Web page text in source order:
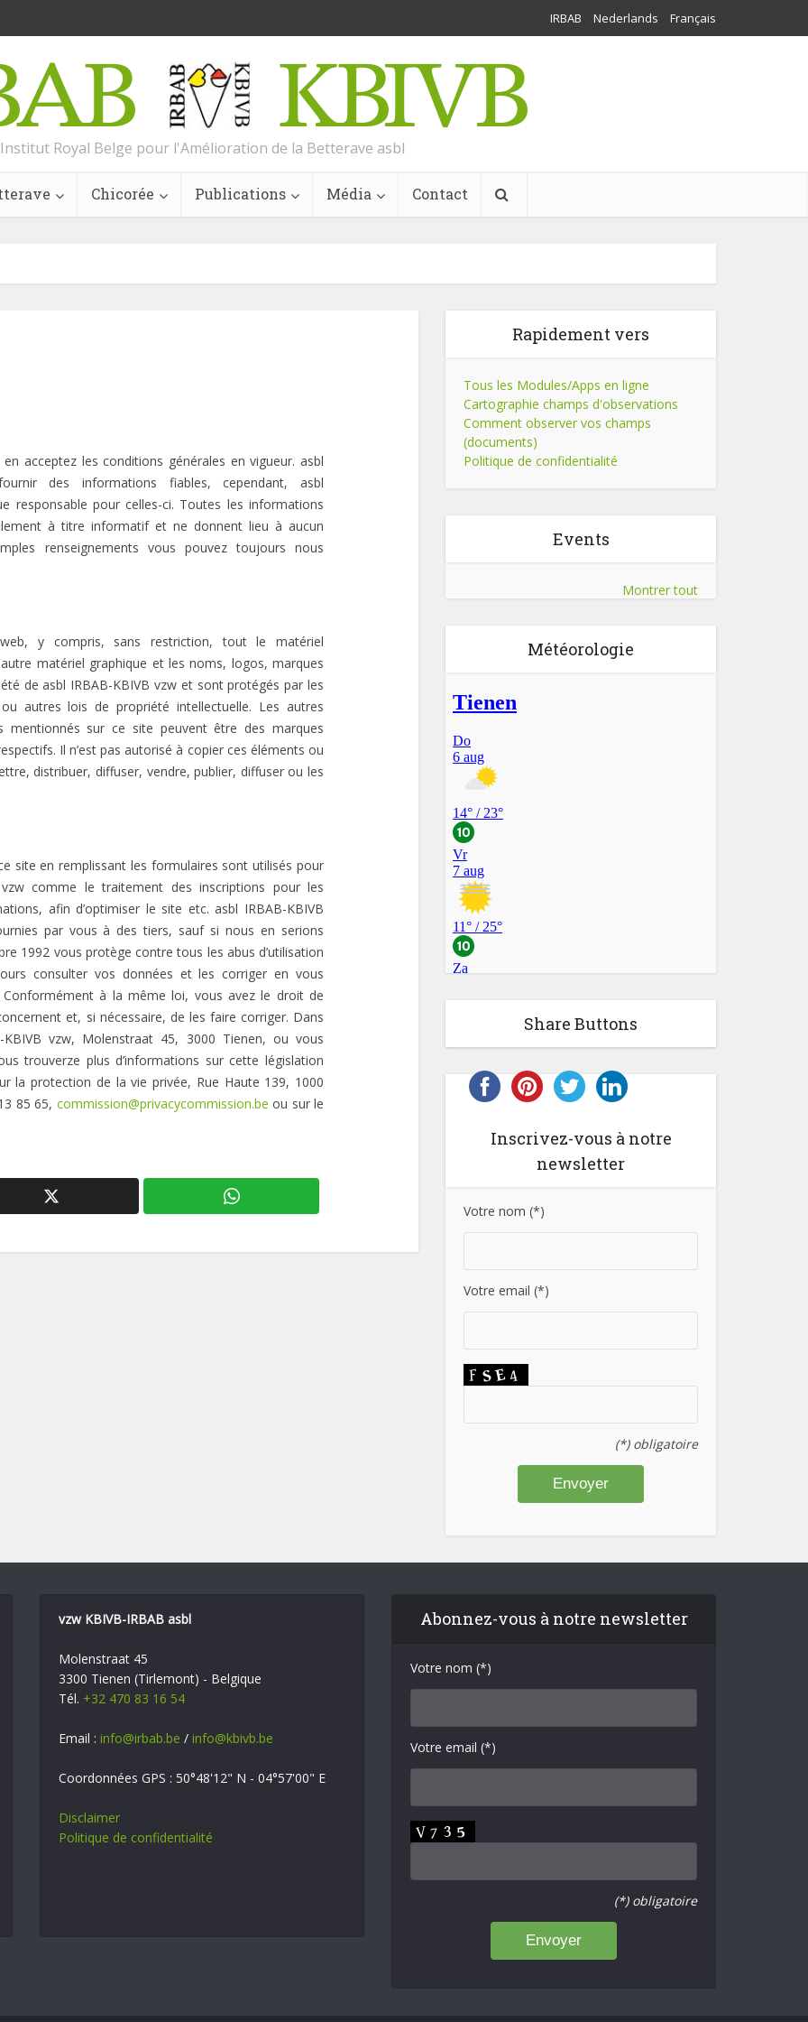
IRBAB Nederlands Français
Institut Royal Belge pour l'Amélioration de la Betterave asbl
Chicorée Publications Média Contact
acceptez les conditions générales en vigueur. asbl
des informations fiables, cependant, asbl
responsable pour celles-ci. Toutes les informations
à titre informatif et ne donnent lieu à aucun
renseignements vous pouvez toujours nous
y compris, sans restriction, tout le matériel
matériel graphique et les noms, logos, marques
de asbl IRBAB-KBIVB vzw et sont protégés par les
autres lois de propriété intellectuelle. Les autres
sur ce site peuvent être des marques
Il n’est pas autorisé à copier ces éléments ou
distribuer, diffuser, vendre, publier, diffuser ou les
site en remplissant les formulaires sont utilisés pour
comme le traitement des inscriptions pour les
afin d’optimiser le site etc. asbl IRBAB-KBIVB
par vous à des tiers, sauf si nous en serions
1992 vous protège contre tous les abus d’utilisation
consulter vos données et les corriger en vous
à la même loi, vous avez le droit de
et, si nécessaire, de les faire corriger. Dans
vzw, Molenstraat 45, 3000 Tienen, ou vous
trouverze plus d’informations sur cette législation
la protection de la vie privée, Rue Haute 139, 1000
85 65, commission@privacycommission.be ou sur le
Rapidement vers
Tous les Modules/Apps en ligne
Cartographie champs d'observations
Comment observer vos champs
(documents)
Politique de confidentialité
Events
Montrer tout
Météorologie
Share Buttons
Inscrivez-vous à notre
newsletter
Votre nom (*)
Votre email (*)
(*) obligatoire
vzw KBIVB-IRBAB asbl
Molenstraat 45
3300 Tienen (Tirlemont) - Belgique
Tél. +32 470 83 16 54
Email : info@irbab.be / info@kbivb.be
Coordonnées GPS : 50°48'12" N - 04°57'00" E
Disclaimer
Politique de confidentialité
Abonnez-vous à notre newsletter
Votre nom (*)
Votre email (*)
(*) obligatoire